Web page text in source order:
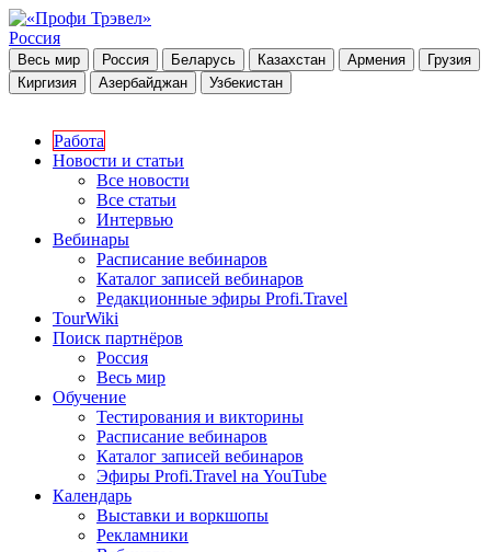
Россия
Весь мир Россия Беларусь Казахстан Армения
Грузия
Киргизия
Азербайджан Узбекистан
Работа
Новости и статьи
Все новости
Все статьи
Интервью
Вебинары
Расписание вебинаров
Каталог записей вебинаров
Редакционные эфиры Profi.Travel
TourWiki
Поиск партнёров
Россия
Весь мир
Обучение
Тестирования и викторины
Расписание вебинаров
Каталог записей вебинаров
Эфиры Profi.Travel на YouTube
Календарь
Выставки и воркшопы
Рекламники